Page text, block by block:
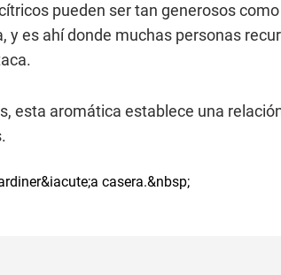
pueden ser tan generosos como
es ahí donde muchas personas
esta aromática establece una